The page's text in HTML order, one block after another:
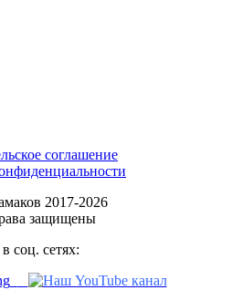
соглашение
2017-2026
защищены
соц. сетях: